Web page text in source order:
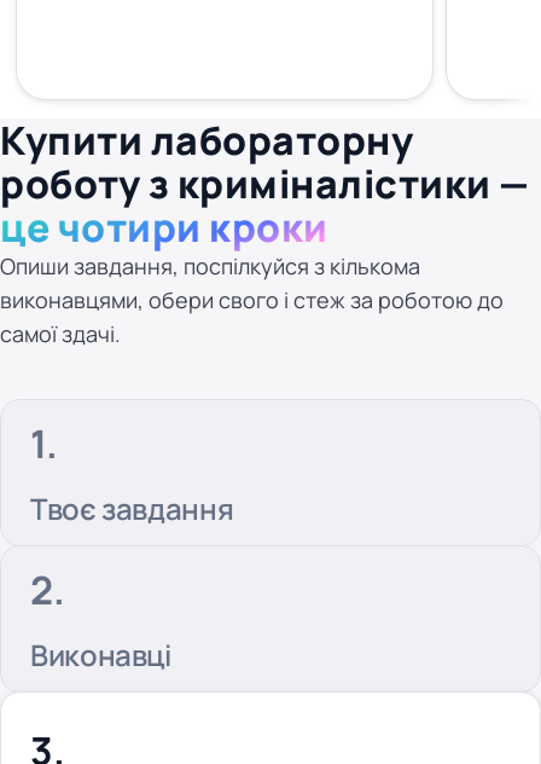
Купити лабораторну
роботу з криміналістики —
це чотири кроки
Опиши завдання, поспілкуйся з кількома
виконавцями, обери свого і стеж за роботою до
самої здачі.
Твоє завдання
Виконавці